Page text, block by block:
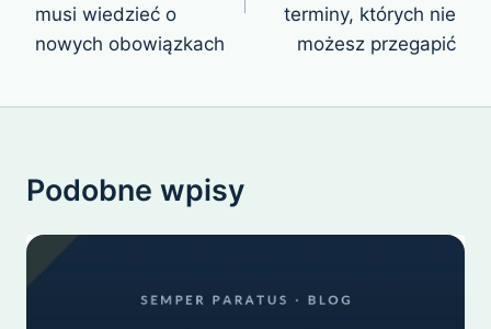
musi wiedzieć o
nowych obowiązkach
terminy, których nie
możesz przegapić
Podobne wpisy